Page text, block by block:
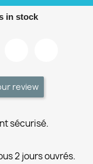
in stock
review
sécurisé.
2 jours ouvrés.